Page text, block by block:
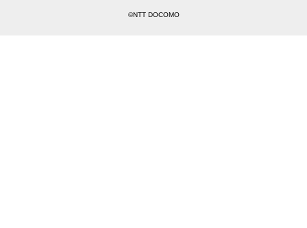
©NTT DOCOMO